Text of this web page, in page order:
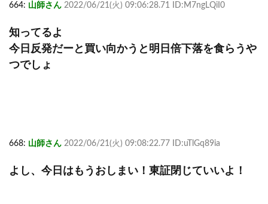
664: 山師さん 2022/06/21(火) 09:06:28.71 ID:M7ngLQiI0
知ってるよ
今日反発だーと買い向かうと明日倍下落を食らうや
つでしょ
668: 山師さん 2022/06/21(火) 09:08:22.77 ID:uTlGq89ia
よし、今日はもうおしまい！東証閉じていいよ！